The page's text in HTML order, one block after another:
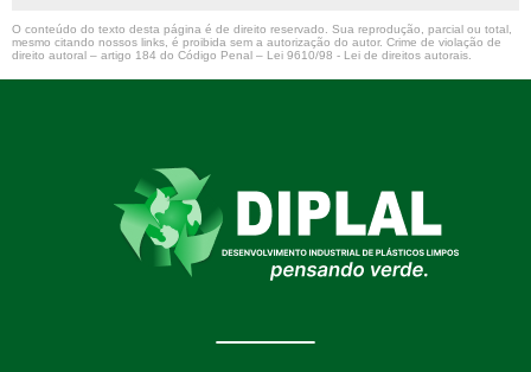
O conteúdo do texto desta página é de direito reservado. Sua reprodução, parcial ou total,
mesmo citando nossos links, é proibida sem a autorização do autor. Crime de violação de
direito autoral – artigo 184 do Código Penal – Lei 9610/98 - Lei de direitos autorais